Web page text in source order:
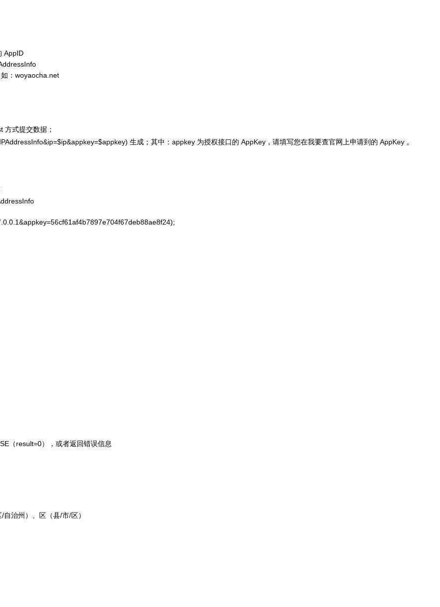
AppID
：woyaocha.net
式提交数据；
生成；其中：appkey 为授权接口的 AppKey，请填写您在我要查官网上申请到的 AppKey 。
（result=0），或者返回错误信息
治州）、区（县/市/区）